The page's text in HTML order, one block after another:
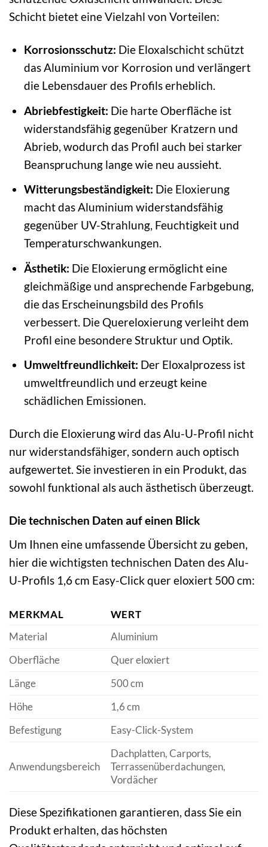
Schicht bietet eine Vielzahl von Vorteilen:
Korrosionsschutz: Die Eloxalschicht schützt
das Aluminium vor Korrosion und verlängert
die Lebensdauer des Profils erheblich.
Abriebfestigkeit: Die harte Oberfläche ist
widerstandsfähig gegenüber Kratzern und
Abrieb, wodurch das Profil auch bei starker
Beanspruchung lange wie neu aussieht.
Witterungsbeständigkeit: Die Eloxierung
macht das Aluminium widerstandsfähig
gegenüber UV-Strahlung, Feuchtigkeit und
Temperaturschwankungen.
Ästhetik: Die Eloxierung ermöglicht eine
gleichmäßige und ansprechende Farbgebung,
die das Erscheinungsbild des Profils
verbessert. Die Quereloxierung verleiht dem
Profil eine besondere Struktur und Optik.
Umweltfreundlichkeit: Der Eloxalprozess ist
umweltfreundlich und erzeugt keine
schädlichen Emissionen.
Durch die Eloxierung wird das Alu-U-Profil nicht
nur widerstandsfähiger, sondern auch optisch
aufgewertet. Sie investieren in ein Produkt, das
sowohl funktional als auch ästhetisch überzeugt.
Die technischen Daten auf einen Blick
Um Ihnen eine umfassende Übersicht zu geben,
hier die wichtigsten technischen Daten des Alu-
U-Profils 1,6 cm Easy-Click quer eloxiert 500 cm:
MERKMAL
WERT
Material
Aluminium
Oberfläche
Quer eloxiert
Länge
500 cm
Höhe
1,6 cm
Befestigung
Easy-Click-System
Anwendungsbereich
Dachplatten, Carports,
Terrassenüberdachungen,
Vordächer
Diese Spezifikationen garantieren, dass Sie ein
Produkt erhalten, das höchsten